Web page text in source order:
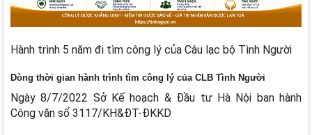
Hành trình 5 năm đi tìm công lý của Câu lạc bộ Tình Người
Dòng thời gian hành trình tìm công lý của CLB Tình Người
Ngày 8/7/2022 Sở Kế hoạch & Đầu tư Hà Nội ban hành
Công văn số 3117/KH&ĐT-ĐKKD